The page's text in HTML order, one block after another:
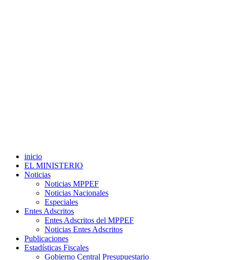
inicio
EL MINISTERIO
Noticias
Noticias MPPEF
Noticias Nacionales
Especiales
Entes Adscritos
Entes Adscritos del MPPEF
Noticias Entes Adscritos
Publicaciones
Estadísticas Fiscales
Gobierno Central Presupuestario